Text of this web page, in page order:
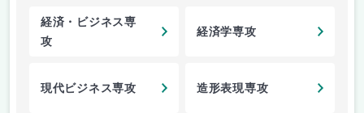
経済・ビジネス専
攻
経済学専攻
現代ビジネス専攻 造形表現専攻